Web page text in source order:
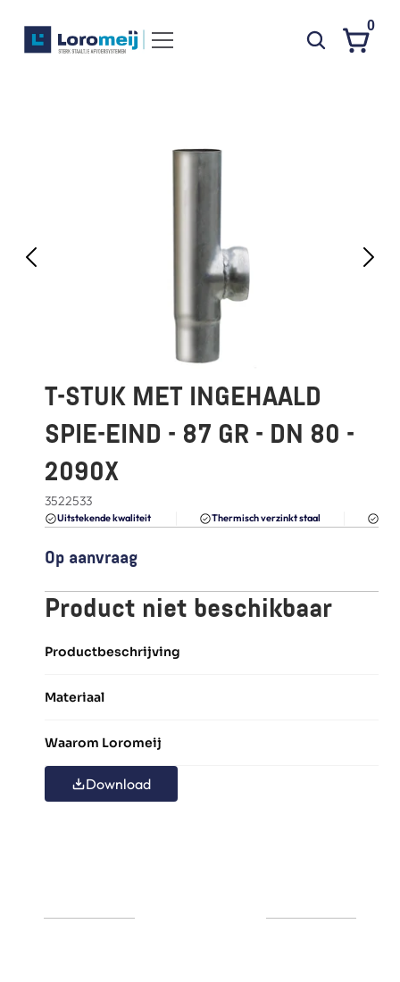
FAQ
Blogs
0
T-STUK MET INGEHAALD
SPIE-EIND - 87 GR - DN 80 -
2090X
3522533
Uitstekende kwaliteit Thermisch verzinkt staal
Op aanvraag
Product niet beschikbaar
Productbeschrijving
Materiaal
Waarom Loromeij
Download